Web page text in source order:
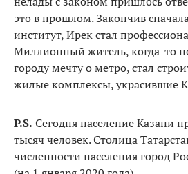
это в прошлом. Закончив
институт, Ирек стал
Миллионный житель, когда-то
городу мечту о метро, стал
жилые комплексы,
Р.S. Сегодня население Казани
тысяч человек. Столица
численности населения город